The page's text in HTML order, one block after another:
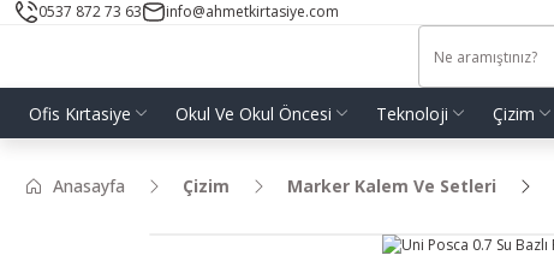
0537 872 73 63 info@ahmetkirtasiye.com
Ofis Kırtasiye Okul Ve Okul Öncesi Teknoloji Çizim
Anasayfa Çizim Marker Kalem Ve Setleri